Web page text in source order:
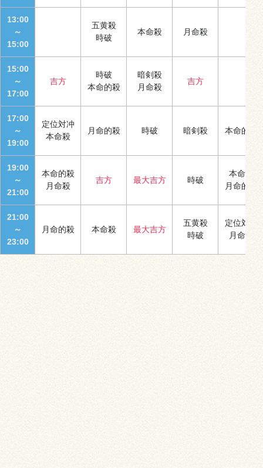
13:00
～
15:00
五黄殺
時破
本命殺 月命殺
15:00
～
17:00
吉方
時破
本命的殺
暗剣殺
月命殺
吉方
17:00
～
19:00
定位対冲
本命殺
月命的殺 時破 暗剣殺 本命的殺
19:00
～
21:00
本命的殺
月命殺
吉方 最大吉方 時破
本命殺
月命的殺
21:00
～
23:00
月命的殺 本命殺 最大吉方
五黄殺
時破
定位対冲
月命殺